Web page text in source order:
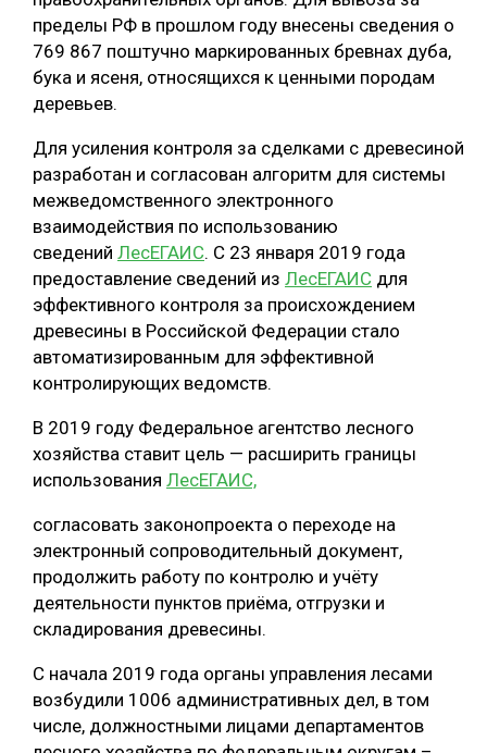
ЦБП
КОМПЛЕКСНАЯ ПЕРЕРАБОТКА
ЛЕСОПИЛЕНИЕ
ДЕРЕВЯННОЕ ДОМОСТРОЕНИЕ
БЕЗОПАСНОЕ ПРОИЗВОДСТВО
СОРТИРОВКА ДРЕВЕСИНЫ
СУШКА ДРЕВЕСИНЫ
МЕБЕЛЬНОЕ ПРОИЗВОДСТВО
пределы РФ в прошлом году внесены сведения о
769 867 поштучно маркированных бревнах дуба,
бука и ясеня, относящихся к ценными породам
деревьев.
Для усиления контроля за сделками с древесиной
разработан и согласован алгоритм для системы
межведомственного электронного
взаимодействия по использованию
сведений ЛесЕГАИС. С 23 января 2019 года
предоставление сведений из ЛесЕГАИС для
эффективного контроля за происхождением
древесины в Российской Федерации стало
автоматизированным для эффективной
контролирующих ведомств.
В 2019 году Федеральное агентство лесного
хозяйства ставит цель — расширить границы
использования ЛесЕГАИС,
согласовать законопроекта о переходе на
электронный сопроводительный документ,
продолжить работу по контролю и учёту
деятельности пунктов приёма, отгрузки и
складирования древесины.
С начала 2019 года органы управления лесами
возбудили 1006 административных дел, в том
числе, должностными лицами департаментов